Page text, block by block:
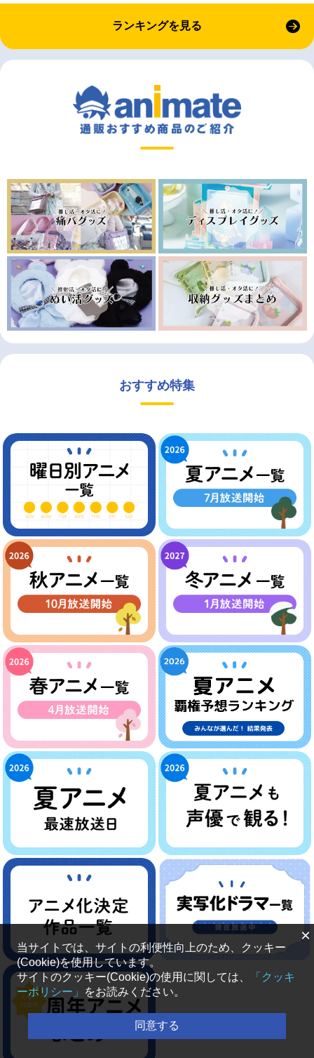
ランキングを見る
おすすめ特集
×
当サイトでは、サイトの利便性向上のため、クッキー
(Cookie)を使用しています。
サイトのクッキー(Cookie)の使用に関しては、
「クッキ
ーポリシー」
をお読みください。
同意する